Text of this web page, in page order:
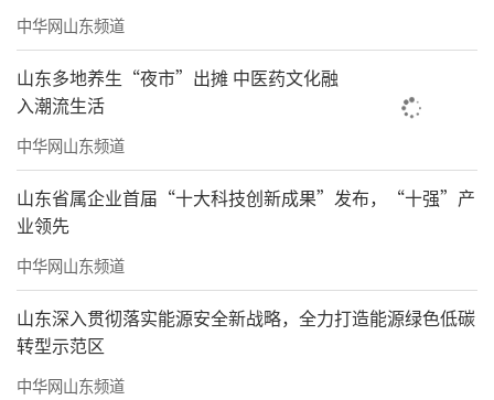
中华网山东频道
山东多地养生“夜市”出摊 中医药文化融
入潮流生活
中华网山东频道
山东省属企业首届“十大科技创新成果”发布，“十强”产
业领先
中华网山东频道
山东深入贯彻落实能源安全新战略，全力打造能源绿色低碳
转型示范区
中华网山东频道